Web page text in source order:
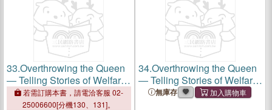
33.Overthrowing the Queen
― Telling Stories of Welfare
in America
若需訂購本書，請電洽客服 02-
25006600[分機130、131]。
34.Overthrowing the Queen
― Telling Stories of Welfare
in America
無庫存